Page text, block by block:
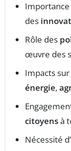
Importance
des
Rôle des
œuvre des
Impacts
énergie,
citoyensà
Nécessité